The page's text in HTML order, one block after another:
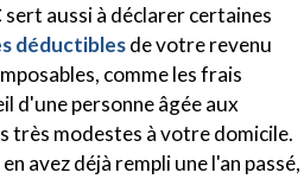
sert aussi à déclarer certaines
déductiblesde votre revenu
comme les frais
d'une personne âgée aux
très modestes à votre domicile.
avez déjà rempli une l'an passé,